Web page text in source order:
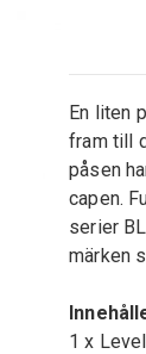
En liten
fram till
påsen
capen.
serier
märken
1 x